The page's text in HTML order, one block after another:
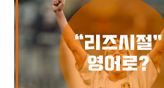
들 시스템을 갖추고 있다.)“Most cars in the